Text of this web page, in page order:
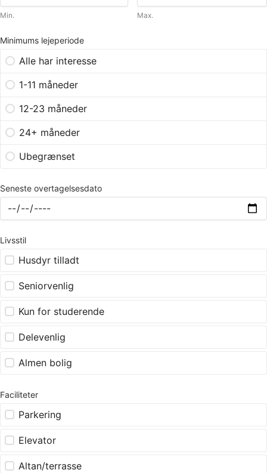
Min. Max.
Minimums lejeperiode
Alle har interesse
1-11 måneder
12-23 måneder
24+ måneder
Ubegrænset
Seneste overtagelsesdato
Livsstil
Husdyr tilladt
Seniorvenlig
Kun for studerende
Delevenlig
Almen bolig
Faciliteter
Parkering
Elevator
Altan/terrasse